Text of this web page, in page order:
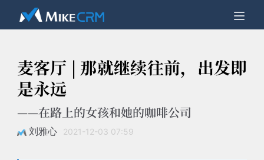
麦客厅 | 那就继续往前，出发即
是永远
——在路上的女孩和她的咖啡公司
刘雅心 2021-12-03 07:59